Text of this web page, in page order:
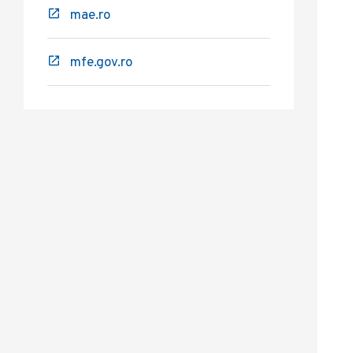
mae.ro
mfe.gov.ro